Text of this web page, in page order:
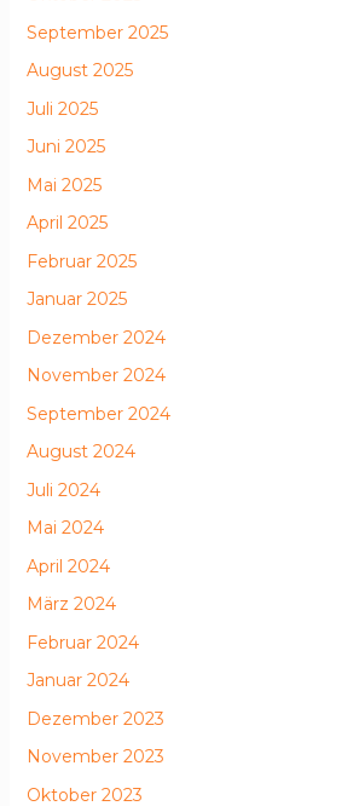
September 2025
August 2025
Juli 2025
Juni 2025
Mai 2025
April 2025
Februar 2025
Januar 2025
Dezember 2024
November 2024
September 2024
August 2024
Juli 2024
Mai 2024
April 2024
März 2024
Februar 2024
Januar 2024
Dezember 2023
November 2023
Oktober 2023